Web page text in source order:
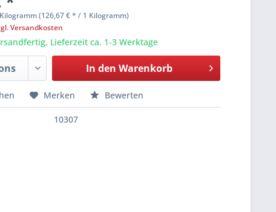
(126,67 € * / 1 Kilogramm)
Versandkosten
Lieferzeit ca. 1-3 Werktage
In den Warenkorb
Merken Bewerten
10307